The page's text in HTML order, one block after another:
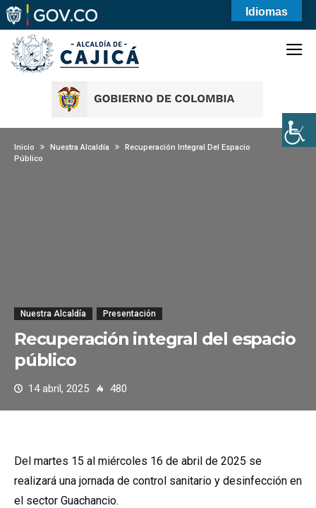
Inicio Nuestra Alcaldía
Recuperación Integral Del Espacio
Público
Nuestra Alcaldía Presentación
Recuperación integral del espacio
público
14 abril, 2025 480
Del martes 15 al miércoles 16 de abril de 2025 se
realizará una jornada de control sanitario y desinfección en
el sector Guachancio.
Idiomas